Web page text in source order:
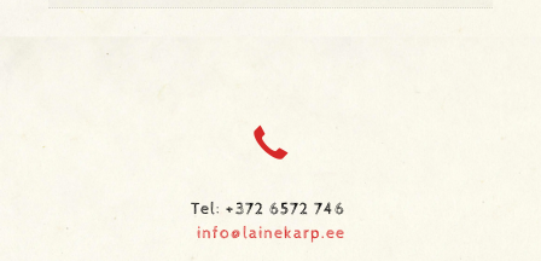
Tel: +372 6572 746
info@lainekarp.ee